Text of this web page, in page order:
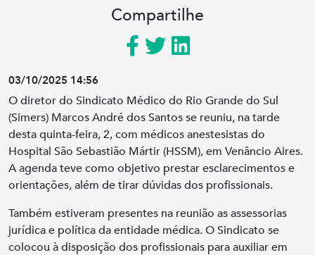
Compartilhe
03/10/2025 14:56
O diretor do Sindicato Médico do Rio Grande do Sul
(Simers) Marcos André dos Santos se reuniu, na tarde
desta quinta-feira, 2, com médicos anestesistas do
Hospital São Sebastião Mártir (HSSM), em Venâncio Aires.
A agenda teve como objetivo prestar esclarecimentos e
orientações, além de tirar dúvidas dos profissionais.
Também estiveram presentes na reunião as assessorias
jurídica e política da entidade médica. O Sindicato se
colocou à disposição dos profissionais para auxiliar em